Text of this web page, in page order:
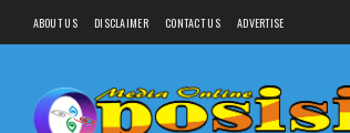
ABOUT US DISCLAIMER CONTACT US ADVERTISE